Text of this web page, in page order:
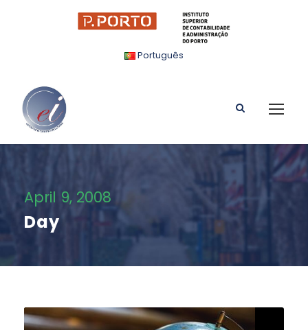
Português
April 9, 2008
Day